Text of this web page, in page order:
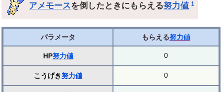
アメモースを倒したときにもらえる努力値 †
パラメータ もらえる努力値
HP努力値 0
こうげき努力値 0